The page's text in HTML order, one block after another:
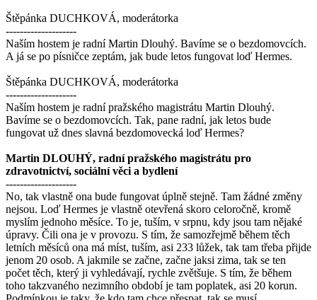
Štěpánka DUCHKOVÁ, moderátorka
--------------------
Naším hostem je radní Martin Dlouhý. Bavíme se o bezdomovcích.
A já se po písničce zeptám, jak bude letos fungovat loď Hermes.
Štěpánka DUCHKOVÁ, moderátorka
--------------------
Naším hostem je radní pražského magistrátu Martin Dlouhý.
Bavíme se o bezdomovcích. Tak, pane radní, jak letos bude
fungovat už dnes slavná bezdomovecká loď Hermes?
Martin DLOUHÝ, radní pražského magistrátu pro
zdravotnictví, sociální věci a bydlení
--------------------
No, tak vlastně ona bude fungovat úplně stejně. Tam žádné změny
nejsou. Loď Hermes je vlastně otevřená skoro celoročně, kromě
myslím jednoho měsíce. To je, tuším, v srpnu, kdy jsou tam nějaké
úpravy. Čili ona je v provozu. S tím, že samozřejmě během těch
letních měsíců ona má míst, tuším, asi 233 lůžek, tak tam třeba přijde
jenom 20 osob. A jakmile se začne, začne jaksi zima, tak se ten
počet těch, který ji vyhledávají, rychle zvětšuje. S tím, že během
toho takzvaného nezimního období je tam poplatek, asi 20 korun.